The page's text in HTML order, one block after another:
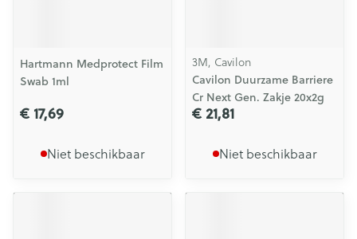
Hartmann Medprotect Film
Swab 1ml
€ 17,69
Niet beschikbaar
3M, Cavilon
Cavilon Duurzame Barriere
Cr Next Gen. Zakje 20x2g
€ 21,81
Niet beschikbaar